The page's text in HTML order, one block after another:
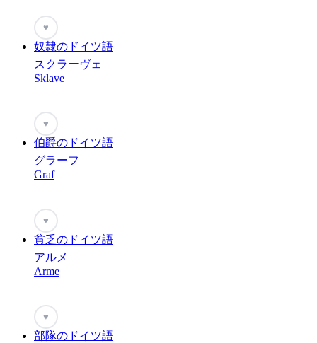
♥
奴隷のドイツ語
スクラーヴェ
Sklave
♥
伯爵のドイツ語
グラーフ
Graf
♥
貧乏のドイツ語
アルメ
Arme
♥
部隊のドイツ語